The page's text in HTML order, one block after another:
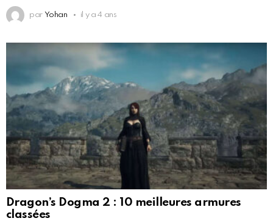
par Yohan il y a 4 ans
Dragon’s Dogma 2 : 10 meilleures armures
classées